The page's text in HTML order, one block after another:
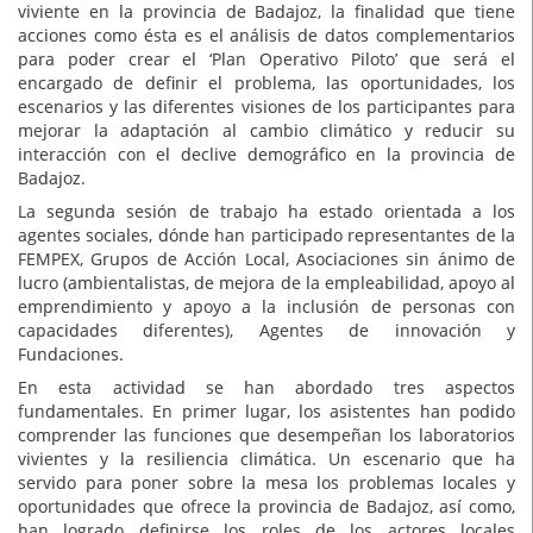
viviente en la provincia de Badajoz, la finalidad que tiene
acciones como ésta es el análisis de datos complementarios
para poder crear el ‘Plan Operativo Piloto’ que será el
encargado de definir el problema, las oportunidades, los
escenarios y las diferentes visiones de los participantes para
mejorar la adaptación al cambio climático y reducir su
interacción con el declive demográfico en la provincia de
Badajoz.
La segunda sesión de trabajo ha estado orientada a los
agentes sociales, dónde han participado representantes de la
FEMPEX, Grupos de Acción Local, Asociaciones sin ánimo de
lucro (ambientalistas, de mejora de la empleabilidad, apoyo al
emprendimiento y apoyo a la inclusión de personas con
capacidades diferentes), Agentes de innovación y
Fundaciones.
En esta actividad se han abordado tres aspectos
fundamentales. En primer lugar, los asistentes han podido
comprender las funciones que desempeñan los laboratorios
vivientes y la resiliencia climática. Un escenario que ha
servido para poner sobre la mesa los problemas locales y
oportunidades que ofrece la provincia de Badajoz, así como,